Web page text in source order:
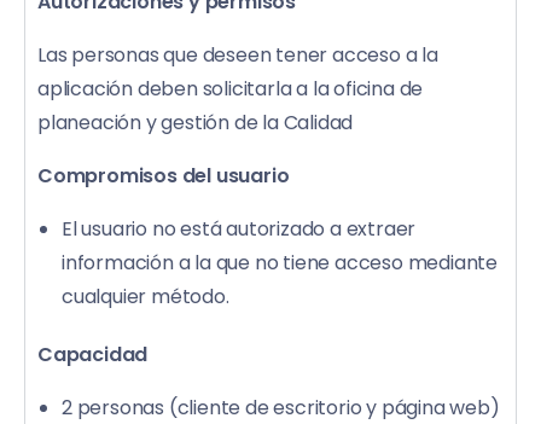
Las personas que deseen tener acceso a la
aplicación deben solicitarla a la oficina de
planeación y gestión de la Calidad
Compromisos del usuario
El usuario no está autorizado a extraer
información a la que no tiene acceso mediante
cualquier método.
Capacidad
2 personas (cliente de escritorio y página web)